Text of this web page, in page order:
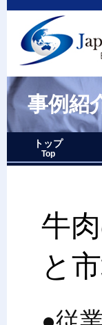
事例紹
トップ
Top
牛
と